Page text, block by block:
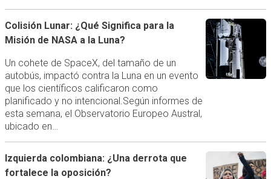
Colisión Lunar: ¿Qué Significa para la
Misión de NASA a la Luna?
Un cohete de SpaceX, del tamaño de un
autobús, impactó contra la Luna en un evento
que los científicos calificaron como
planificado y no intencional.Según informes de
esta semana, el Observatorio Europeo Austral,
ubicado en…
Izquierda colombiana: ¿Una derrota que
fortalece la oposición?